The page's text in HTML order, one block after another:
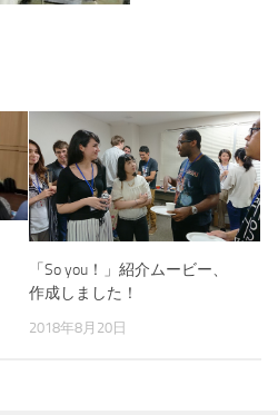
「So you！」紹介ムービー、
作成しました！
2018年8月20日